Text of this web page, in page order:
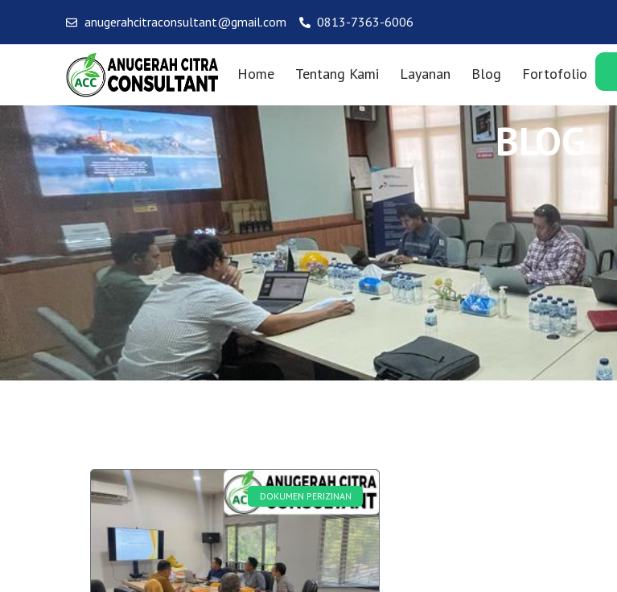
anugerahcitraconsultant@gmail.com 0813-7363-6006
Home Tentang Kami Layanan Blog Fortofolio
BLOG
DOKUMEN PERIZINAN